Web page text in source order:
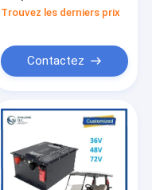
lithium LiFePO4 pour
camion
Trouvez les derniers prix
Contactez